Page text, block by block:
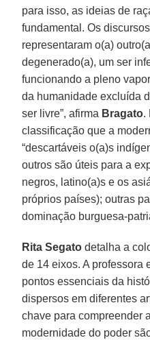
para isso, as ideias de
fundamental. Os
representaram o(a)
degenerado(a), um ser
funcionando a pleno
da humanidade excluída
ser livre”, afirma Bragato.
classificação que a
“descartáveis o(a)s
outros são úteis para a
negros, latino(a)s e os
próprios países); outras
dominação burguesa-
Rita Segato detalha a
de 14 eixos. A professora
pontos essenciais da
dispersos em diferentes
chave para compreender
modernidade do poder